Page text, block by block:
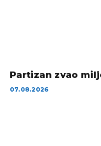
Partizan zvao
07.08.2026